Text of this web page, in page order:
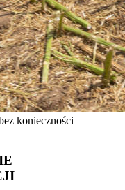
konieczności